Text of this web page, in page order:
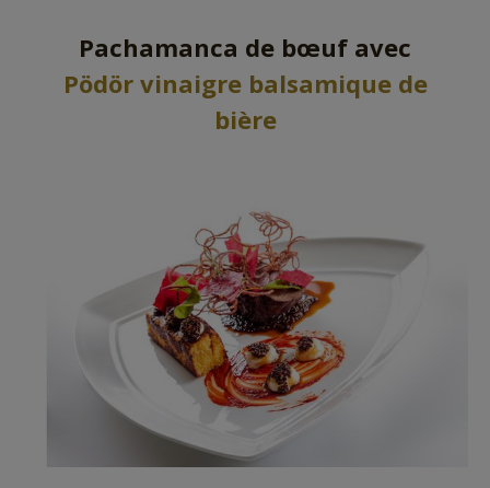
Pachamanca de bœuf avec
Pödör vinaigre balsamique de
bière